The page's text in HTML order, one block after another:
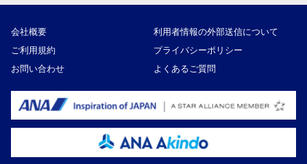
会社概要
利用者情報の外部送信について
ご利用規約
プライバシーポリシー
お問い合わせ
よくあるご質問